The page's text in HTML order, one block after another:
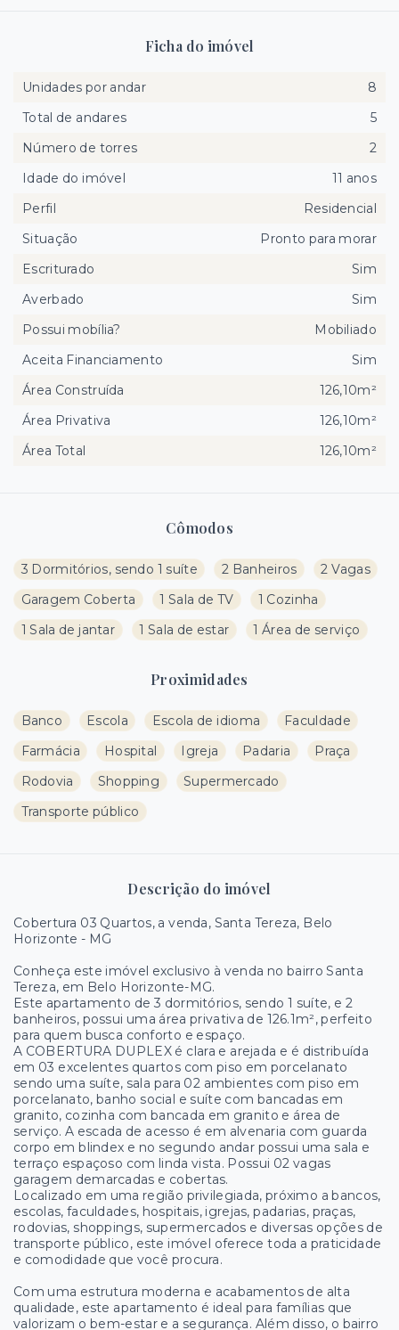
Cômodos
3 Dormitórios, sendo 1 suíte 2 Banheiros
2 Vagas
Garagem Coberta
1 Sala de TV
1 Cozinha
1 Sala de jantar
1 Sala de estar 1 Área de serviço
Proximidades
Banco Escola Escola de idioma
Faculdade
Farmácia
Hospital Igreja Padaria
Praça
Rodovia
Shopping
Supermercado
Transporte público
Descrição do imóvel
Cobertura 03 Quartos, a venda, Santa Tereza, Belo
Horizonte - MG
Conheça este imóvel exclusivo à venda no bairro Santa
Tereza, em Belo Horizonte-MG.
Este apartamento de 3 dormitórios, sendo 1 suíte, e 2
banheiros, possui uma área privativa de 126.1m², perfeito
para quem busca conforto e espaço.
A COBERTURA DUPLEX é clara e arejada e é distribuída
em 03 excelentes quartos com piso em porcelanato
sendo uma suíte, sala para 02 ambientes com piso em
porcelanato, banho social e suíte com bancadas em
granito, cozinha com bancada em granito e área de
serviço. A escada de acesso é em alvenaria com guarda
corpo em blindex e no segundo andar possui uma sala e
terraço espaçoso com linda vista. Possui 02 vagas
garagem demarcadas e cobertas.
Localizado em uma região privilegiada, próximo a bancos,
escolas, faculdades, hospitais, igrejas, padarias, praças,
rodovias, shoppings, supermercados e diversas opções de
transporte público, este imóvel oferece toda a praticidade
e comodidade que você procura.
Com uma estrutura moderna e acabamentos de alta
qualidade, este apartamento é ideal para famílias que
valorizam o bem-estar e a segurança. Além disso, o bairro
Ficha do imóvel
Unidades por andar
8
Total de andares
5
Número de torres
2
Idade do imóvel
11 anos
Perfil
Residencial
Situação
Pronto para morar
Escriturado
Sim
Averbado
Sim
Possui mobília?
Mobiliado
Aceita Financiamento
Sim
Área Construída
126,10m²
Área Privativa
126,10m²
Área Total
126,10m²